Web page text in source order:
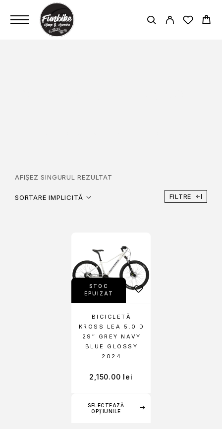
AFIȘEZ SINGURUL REZULTAT
SORTARE IMPLICITĂ FILTRE
STOC
EPUIZAT
SELECTEAZĂ
OPȚIUNILE
BICICLETĂ
KROSS LEA 5.0 D
29″ GREY NAVY
BLUE GLOSSY
2024
2,150.00 lei